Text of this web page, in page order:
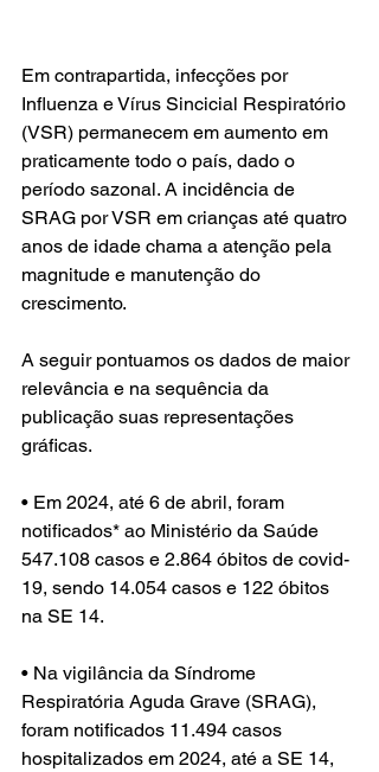
Em contrapartida, infecções por
Influenza e Vírus Sincicial Respiratório
(VSR) permanecem em aumento em
praticamente todo o país, dado o
período sazonal. A incidência de
SRAG por VSR em crianças até quatro
anos de idade chama a atenção pela
magnitude e manutenção do
crescimento.
A seguir pontuamos os dados de maior
relevância e na sequência da
publicação suas representações
gráficas.
• Em 2024, até 6 de abril, foram
notificados* ao Ministério da Saúde
547.108 casos e 2.864 óbitos de covid-
19, sendo 14.054 casos e 122 óbitos
na SE 14.
• Na vigilância da Síndrome
Respiratória Aguda Grave (SRAG),
foram notificados 11.494 casos
hospitalizados em 2024, até a SE 14,